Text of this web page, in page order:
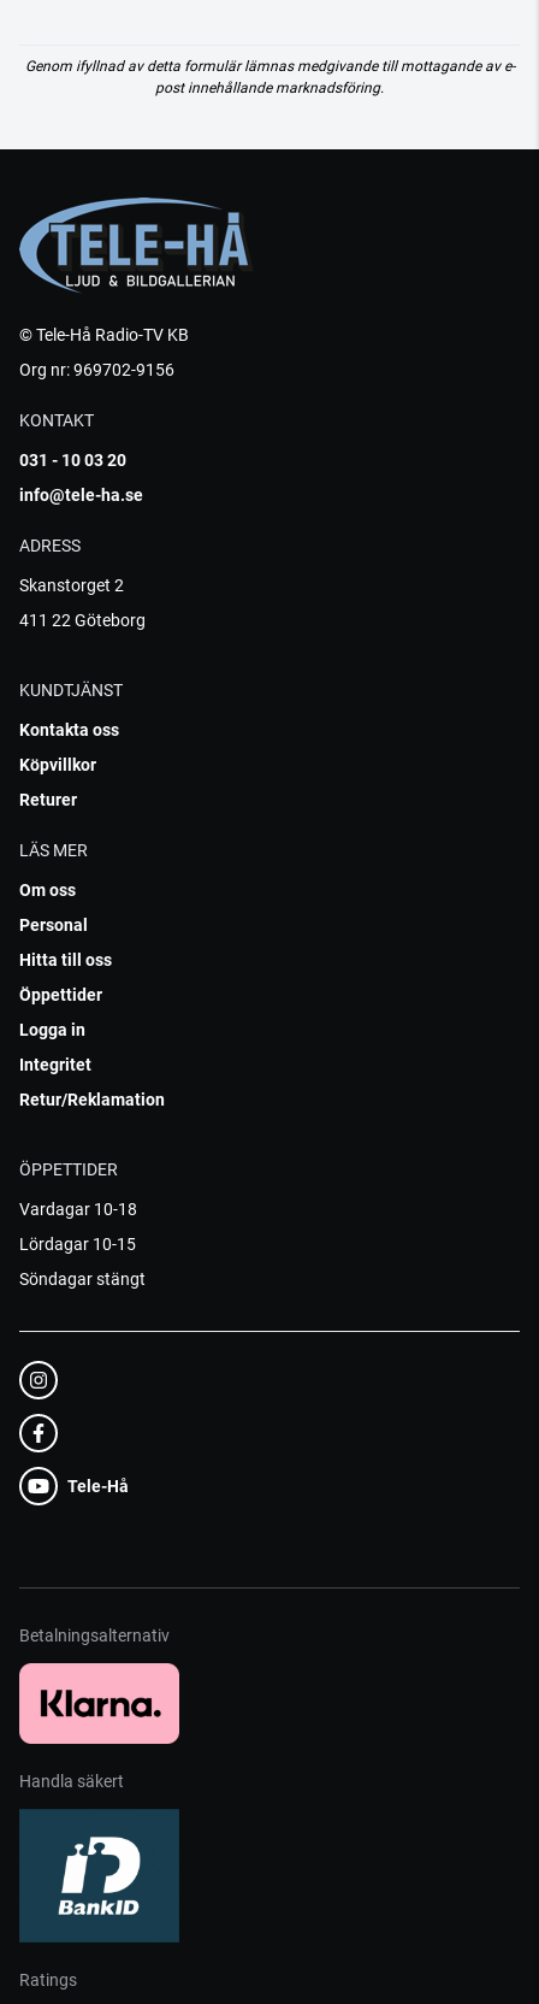
Genom ifyllnad av detta formulär lämnas medgivande till mottagande av e-
post innehållande marknadsföring.
© Tele-Hå Radio-TV KB
Org nr: 969702-9156
KONTAKT
031 - 10 03 20
info@tele-ha.se
ADRESS
Skanstorget 2
411 22 Göteborg
KUNDTJÄNST
Kontakta oss
Köpvillkor
Returer
LÄS MER
Om oss
Personal
Hitta till oss
Öppettider
Logga in
Integritet
Retur/Reklamation
ÖPPETTIDER
Vardagar 10-18
Lördagar 10-15
Söndagar stängt
Tele-Hå
Betalningsalternativ
Handla säkert
Ratings